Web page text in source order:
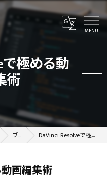
で極める動
術
ブログ DaVinci Resolveで極める動画編集術
画編集術